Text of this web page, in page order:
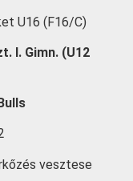
U16 (F16/C)
I. Gimn. (U12
vesztese